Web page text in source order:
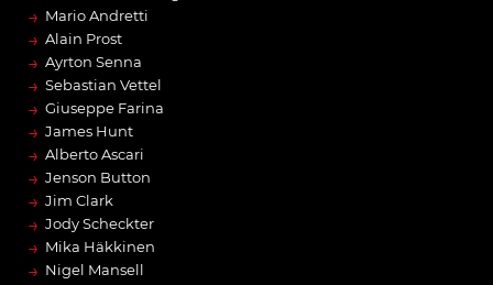
→ Mario Andretti
→ Alain Prost
→ Ayrton Senna
→ Sebastian Vettel
→ Giuseppe Farina
→ James Hunt
→ Alberto Ascari
→ Jenson Button
→ Jim Clark
→ Jody Scheckter
→ Mika Häkkinen
→ Nigel Mansell